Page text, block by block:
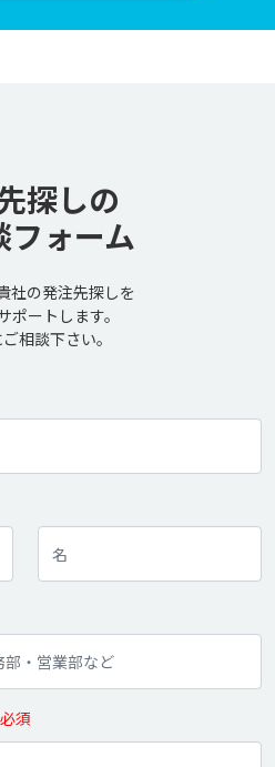
探しの
フォーム
社の発注先探しを
ポートします。
相談下さい。
必須